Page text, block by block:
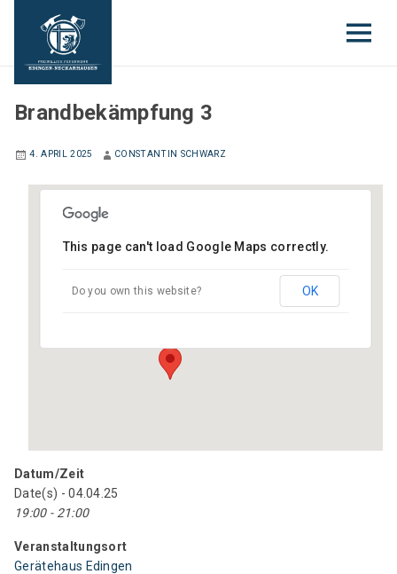
EINSATZABTEILUNG
Brandbekämpfung 3
4. APRIL 2025 CONSTANTIN SCHWARZ
Gerätehaus Edingen
Gartenstraße 6 - Edingen-Neckarhausen
This page can't load Google Maps correctly.
Do you own this website? OK
Datum/Zeit
Date(s) - 04.04.25
19:00 - 21:00
Veranstaltungsort
Gerätehaus Edingen